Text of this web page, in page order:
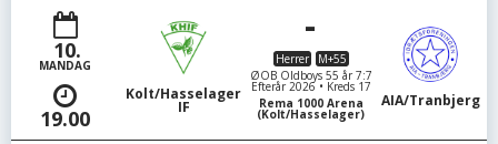
10.
MANDAG
19.00
Kolt/Hasselager
IF
-
Herrer
M+55
ØOB Oldboys 55 år 7:7
Efterår 2026 • Kreds 17
Rema 1000 Arena
(Kolt/Hasselager)
AIA/Tranbjerg